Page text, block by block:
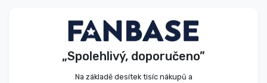
„Spolehlivý, doporučeno”
Na základě desítek tisíc nákupů a